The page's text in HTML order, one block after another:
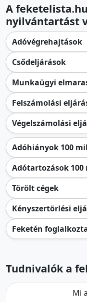
A
nyilvántartást
Adóvégrehajtások
Csődeljárások
Munkaügyi
Felszámolási
Végelszámolási
Adóhiányok 100
Adótartozások
Törölt cégek
Kényszertörlési
Feketén
Tudnivalók a
Mi